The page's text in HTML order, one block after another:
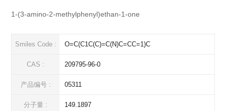
1-(3-amino-2-methylphenyl)ethan-1-one
Smiles Code : O=C(C1C(C)=C(N)C=CC=1)C
CAS : 209795-96-0
产品编号 : 05311
分子量 : 149.1897